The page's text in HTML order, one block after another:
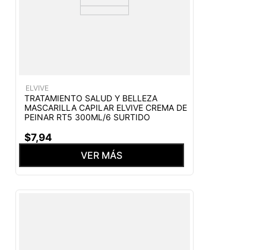
ELVIVE
TRATAMIENTO SALUD Y BELLEZA
MASCARILLA CAPILAR ELVIVE CREMA DE
PEINAR RT5 300ML/6 SURTIDO
$7,94
VER MÁS